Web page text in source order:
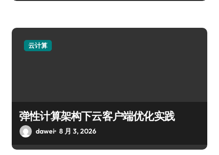
云计算
弹性计算架构下云客户端优化实践
dawei 8 月 3, 2026